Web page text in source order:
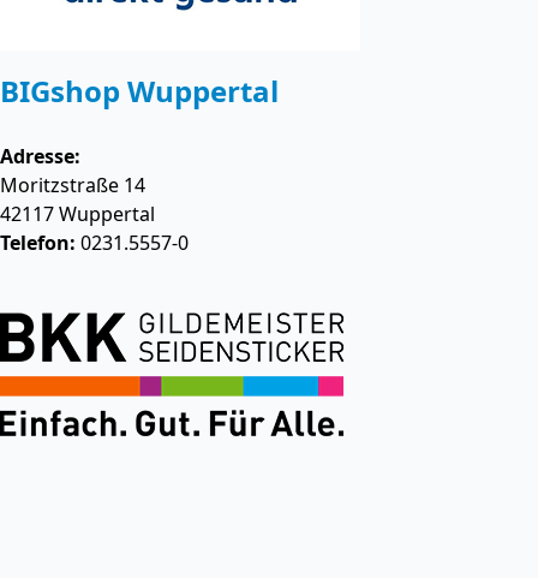
BIGshop Wuppertal
Adresse:
Moritzstraße 14
42117Wuppertal
Telefon: 0231.5557-0